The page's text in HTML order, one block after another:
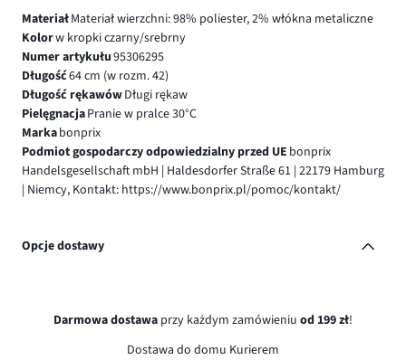
MateriałMateriał wierzchni: 98% poliester, 2% włókna metaliczne
Kolorw kropki czarny/srebrny
Numer artykułu95306295
Długość64 cm (w rozm. 42)
Długość rękawówDługi rękaw
PielęgnacjaPranie w pralce 30°C
Markabonprix
Podmiot gospodarczy odpowiedzialny przed UE bonprix
Handelsgesellschaft mbH | Haldesdorfer Straße 61 | 22179 Hamburg
| Niemcy, Kontakt: https://www.bonprix.pl/pomoc/kontakt/
Opcje dostawy
Darmowa dostawa przy każdym zamówieniu od 199 zł!
Dostawa do domu Kurierem